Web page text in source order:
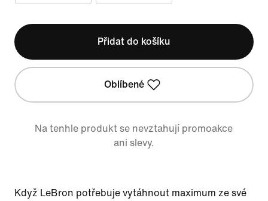
Přidat do košíku
Oblíbené
Na tenhle produkt se nevztahují promoakce
ani slevy.
Když LeBron potřebuje vytáhnout maximum ze své